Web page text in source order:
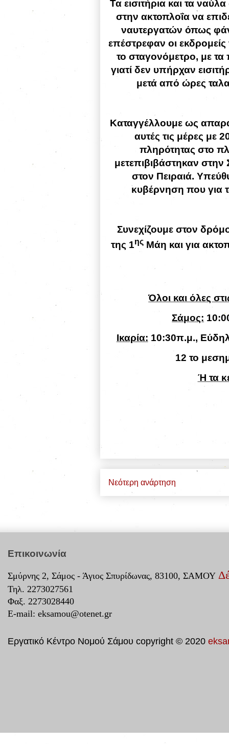
Τα εισιτήρια και τα
στην ακτοπλοΐα να
ναυτεργατών όπως
επέστρεφαν οι
το σταγονόμετρο, με τα
γιατί δεν υπήρχαν
μετά από ώρες
Καταγγέλλουμε ως
αυτές τις μέρες με
πληρότητας στο
μετεπιβιβάστηκαν στην
στον Πειραιά.
κυβέρνηση που για
Συνεχίζουμε στον
της 1ηςΜάη και για
Όλοι και όλες
Σάμος:
Ικαρία: 10:30π.μ.,
12 το
Ή τα
Νεότερη ανάρτηση
Επικοινωνία
Σμύρνης 2, Σάμος - Άγιος Σπυρίδωνας, 83100, ΣΑΜΟΥ
Τηλ. 2273027561
Φαξ. 2273028440
E-mail: eksamou@otenet.gr
Εργατικό Κέντρο Νομού Σάμου copyright © 2020